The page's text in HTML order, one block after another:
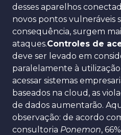
desses aparelhos
novos pontos vulneráveis
consequência, surgem
ataques.Controles de
deve ser levado em
paralelamente à utilização
acessar sistemas
baseados na cloud, as
de dados aumentarão.
observação: de acordo
consultoria Ponemon,